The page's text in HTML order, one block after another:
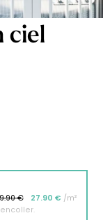
ciel
€ 27.90 € /m²